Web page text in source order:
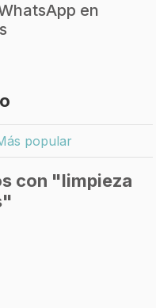
en
popular
con "limpieza